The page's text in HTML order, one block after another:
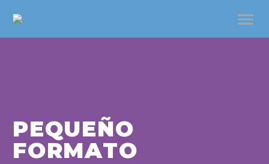
PEQUEÑO
FORMATO